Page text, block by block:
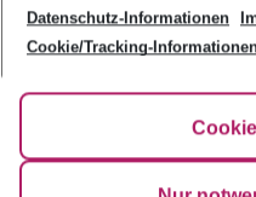
Cookie-Einstellungen
Cookie-Richtlinie
Impressum
Agenturbetreuung
Barrierefreies Reisen
HanseMerkur
Hilfe & Kontakt
Folge uns
Datenschutz-Informationen
Cookie/Tracking-